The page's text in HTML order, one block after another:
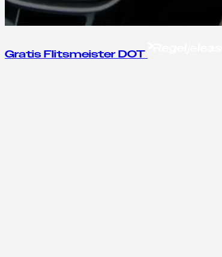
Gratis Flitsmeister DOT